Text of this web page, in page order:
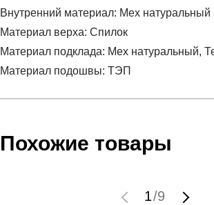
Внутренний материал: Мех натуральный
Материал верха: Спилок
Материал подклада: Мех натуральный,
Материал подошвы: ТЭП
Пол:женский
Инструкция по оплате есть в самом конце
мы не увидим Вашу оплату.
Похожие товары
1/9